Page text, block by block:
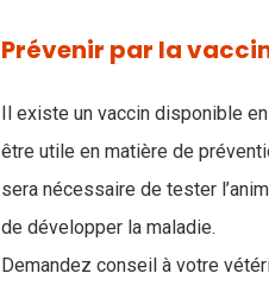
Prévenir par la
Il existe un vaccin disponible
être utile en matière de
sera nécessaire de tester
de développer la maladie.
Demandez conseil à votre